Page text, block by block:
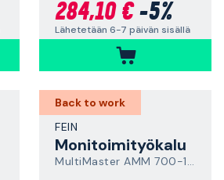
284,10 €-5%
Lähetetään 6-7 päivän sisällä
Back to work
FEIN
Monitoimityökalu
MultiMaster AMM 700-1.7 Q AS